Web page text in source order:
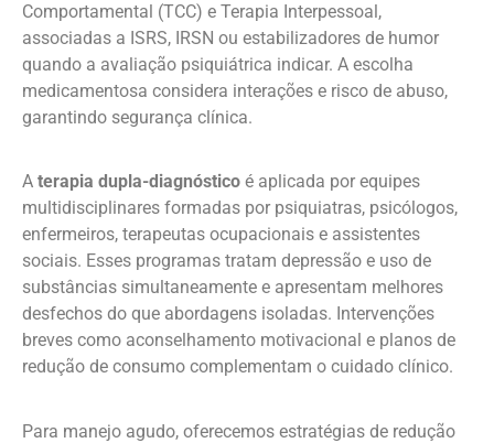
Comportamental (TCC) e Terapia Interpessoal,
associadas a ISRS, IRSN ou estabilizadores de humor
quando a avaliação psiquiátrica indicar. A escolha
medicamentosa considera interações e risco de abuso,
garantindo segurança clínica.
A terapia dupla-diagnóstico é aplicada por equipes
multidisciplinares formadas por psiquiatras, psicólogos,
enfermeiros, terapeutas ocupacionais e assistentes
sociais. Esses programas tratam depressão e uso de
substâncias simultaneamente e apresentam melhores
desfechos do que abordagens isoladas. Intervenções
breves como aconselhamento motivacional e planos de
redução de consumo complementam o cuidado clínico.
Para manejo agudo, oferecemos estratégias de redução